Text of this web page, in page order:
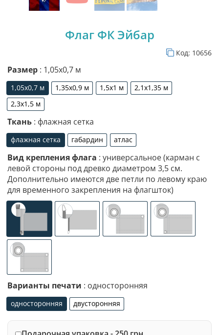
Флаг ФК Эйбар
Код: 10656
Размер : 1,05х0,7 м
1,05х0,7 м
1,05х0,7 м
1,35х0,9 м
1,35х0,9 м
1,5х1 м
1,5х1 м
2,1х1,35 м
2,1х1,35 м
2,3х1,5 м
2,3х1,5 м
Ткань : флажная сетка
флажная сетка
флажная сетка
габардин
габардин
атлас
атлас
Вид крепления флага : универсальное (карман с
левой стороны под древко диаметром 3,5 см.
Дополнительно имеются две петли по левому краю
для временного закрепления на флагшток)
Варианты печати : односторонняя
односторонняя
односторонняя
двусторонняя
двусторонняя